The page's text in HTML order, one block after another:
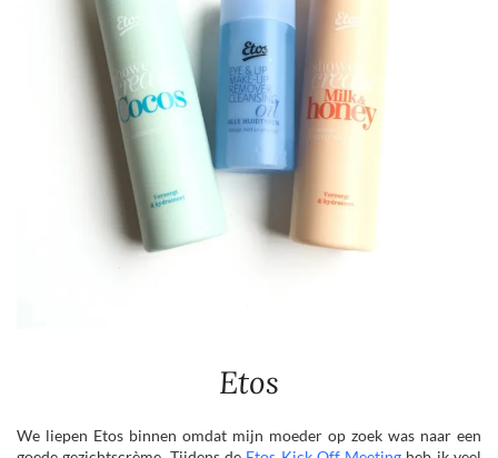
Etos
We liepen Etos binnen omdat mijn moeder op zoek was naar een